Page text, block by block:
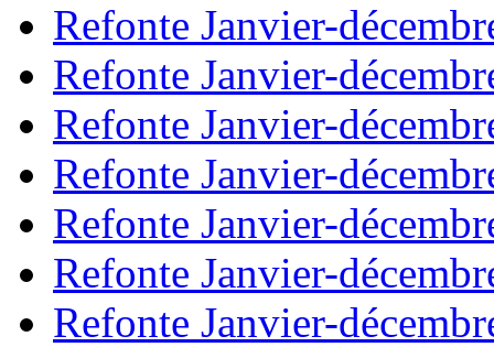
Refonte Janvier-
Refonte Janvier-
Refonte Janvier-
Refonte Janvier-
Refonte Janvier-
Refonte Janvier-
Refonte Janvier-